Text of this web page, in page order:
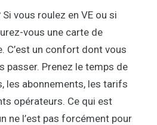
vous roulez en VE ou si
vous une carte de
C’est un confort dont vous
passer. Prenez le temps de
les abonnements, les tarifs
opérateurs. Ce qui est
ne l’est pas forcément pour